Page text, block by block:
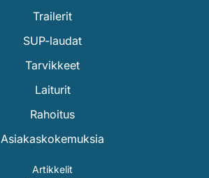
Trailerit
SUP-laudat
Tarvikkeet
Laiturit
Rahoitus
Asiakaskokemuksia
Artikkelit